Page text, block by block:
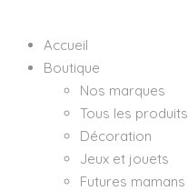
Accueil
Boutique
Nos marques
Tous les produits
Décoration
Jeux et jouets
Futures mamans